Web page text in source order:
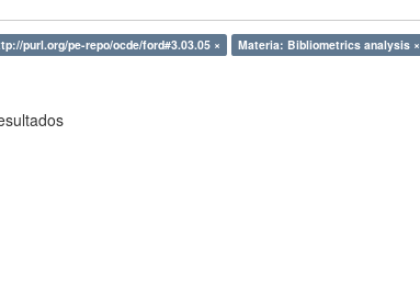
purl.org/pe-repo/ocde/ford#3.03.05 × Materia: Bibliometrics analysis ×